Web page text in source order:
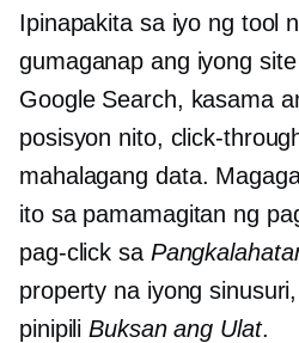
Ipinapakita sa iyo ng tool
gumaganap ang iyong
Google Search, kasama
posisyon nito, click-
mahalagang data.
ito sa pamamagitan ng
pag-click sa
property na iyong
pinipiliBuksan ang Ulat.